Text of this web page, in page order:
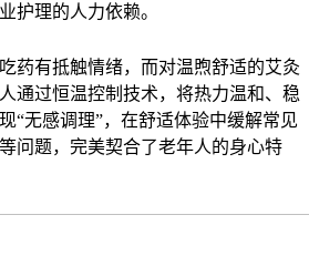
护理的人力依赖。
药有抵触情绪，而对温煦舒适的艾灸
通过恒温控制技术，将热力温和、稳
“无感调理”，在舒适体验中缓解常见
问题，完美契合了老年人的身心特